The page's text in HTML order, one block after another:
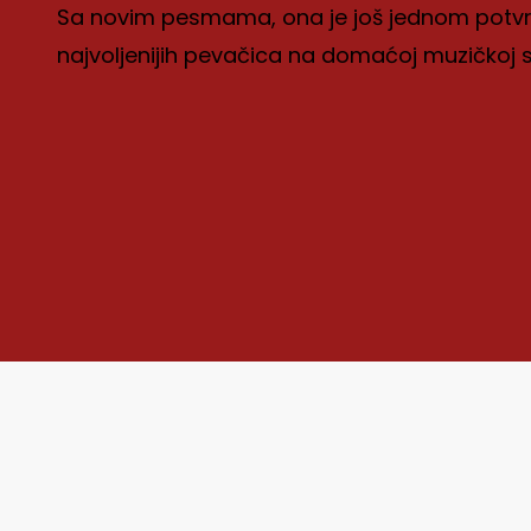
Sa novim pesmama, ona je još jednom
najvoljenijih pevačica na domaćoj muzičkoj